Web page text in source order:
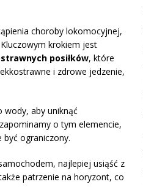
choroby lokomocyjnej,
krokiem jest
posiłków, które
i zdrowe jedzenie,
wody, aby uniknąć
o tym elemencie,
być ograniczony.
najlepiej usiąść z
patrzenie na horyzont, co